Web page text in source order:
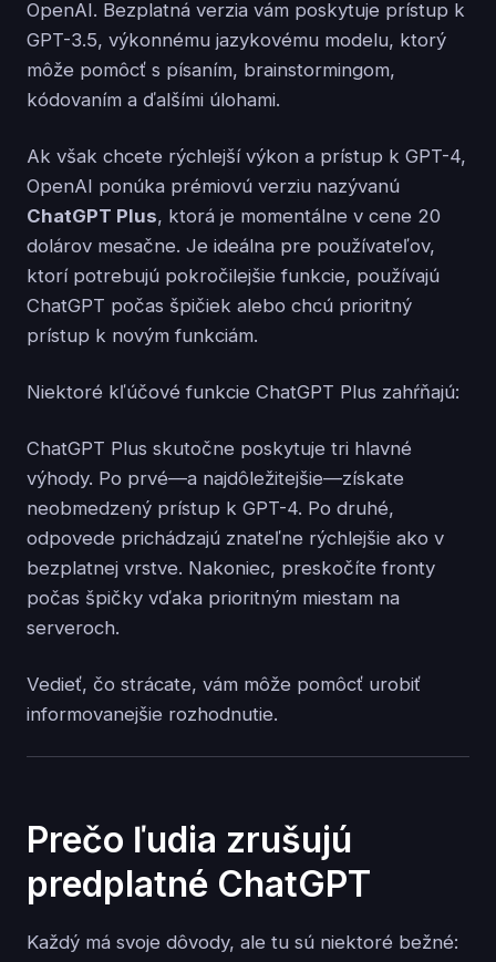
OpenAI. Bezplatná verzia vám poskytuje prístup k
GPT-3.5, výkonnému jazykovému modelu, ktorý
môže pomôcť s písaním, brainstormingom,
kódovaním a ďalšími úlohami.
Ak však chcete rýchlejší výkon a prístup k GPT-4,
OpenAI ponúka prémiovú verziu nazývanú
ChatGPT Plus, ktorá je momentálne v cene 20
dolárov mesačne. Je ideálna pre používateľov,
ktorí potrebujú pokročilejšie funkcie, používajú
ChatGPT počas špičiek alebo chcú prioritný
prístup k novým funkciám.
Niektoré kľúčové funkcie ChatGPT Plus zahŕňajú:
ChatGPT Plus skutočne poskytuje tri hlavné
výhody. Po prvé—a najdôležitejšie—získate
neobmedzený prístup k GPT-4. Po druhé,
odpovede prichádzajú znateľne rýchlejšie ako v
bezplatnej vrstve. Nakoniec, preskočíte fronty
počas špičky vďaka prioritným miestam na
serveroch.
Vedieť, čo strácate, vám môže pomôcť urobiť
informovanejšie rozhodnutie.
Prečo ľudia zrušujú
predplatné ChatGPT
Každý má svoje dôvody, ale tu sú niektoré bežné: